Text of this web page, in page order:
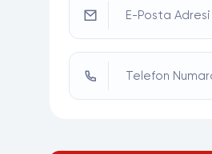
E-Posta Adresi
Telefon